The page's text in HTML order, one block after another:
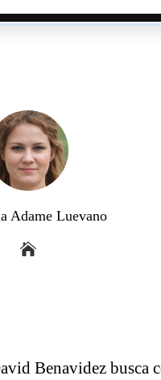
Adame Luevano
Benavidez busca